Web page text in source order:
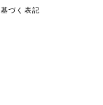
づく表記